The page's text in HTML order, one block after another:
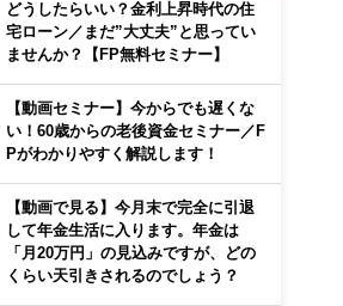
どうしたらいい？金利上昇時代の住
宅ローン／まだ”大丈夫”と思ってい
ませんか？【FP無料セミナー】
【動画セミナー】今からでも遅くな
い！60歳からの老後資金セミナー／F
Pがわかりやすく解説します！
【動画で見る】今月末で完全に引退
して年金生活に入ります。年金は
「月20万円」の見込みですが、どの
くらい天引きされるのでしょう？